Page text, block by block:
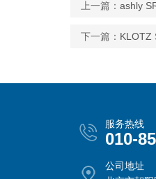
上一篇： ashly
下一篇： KLOTZ
服务热线
010-
公司地址